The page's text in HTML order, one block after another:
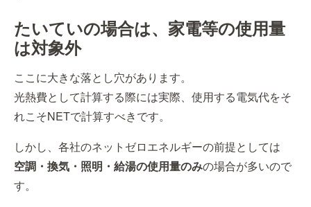
たいていの場合は、家電等の使用量
は対象外
ここに大きな落とし穴があります。
光熱費として計算する際には実際、使用する電気代をそ
れこそNETで計算すべきです。
しかし、各社のネットゼロエネルギーの前提としては
空調・換気・照明・給湯の使用量のみの場合が多いので
す。